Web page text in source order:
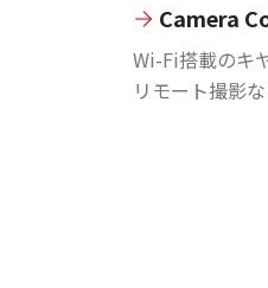
Camera
Wi-Fi搭載のキ
リモート撮影